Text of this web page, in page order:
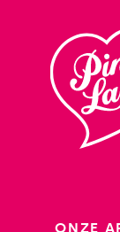
inhoud
ONZE